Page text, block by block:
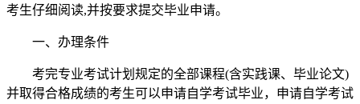
考生仔细阅读,并按要求提交毕业申请。
一、办理条件
考完专业考试计划规定的全部课程(含实践课、毕业论文)
并取得合格成绩的考生可以申请自学考试毕业，申请自学考试